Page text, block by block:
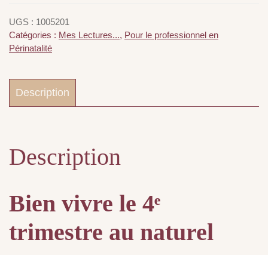
UGS : 1005201
Catégories : Mes Lectures..., Pour le professionnel en
Périnatalité
Description
Description
Bien vivre le 4ᵉ
trimestre au naturel